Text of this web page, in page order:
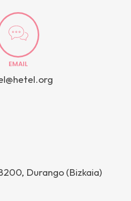
EMAIL
Durango (Bizkaia)